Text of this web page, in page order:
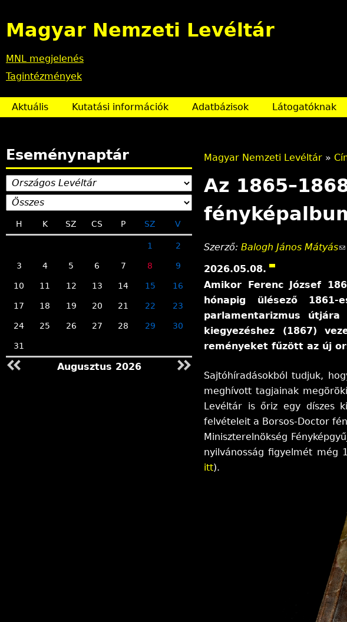
Magyar Nemzeti Levéltár
MNL megjelenés
Tagintézmények
n
l
e
g
i
h
e
Magyar Nemzeti Levéltár »
Az
Szerző: Balogh János Mátyás(
s
e
-
m
a
2026.05.08.
Amikor Ferenc József
hónapig ülésező
parlamentarizmus
kiegyezéshez (1867)
reményeket fűzött az új
Sajtóhíradásokból tudjuk,
meghívott tagjainak
Levéltár is őriz egy díszes
felvételeit a Borsos-Doctor
Miniszterelnökség
nyilvánosság figyelmét még
itt).
Aktuális Kutatási információk Adatbázisok Látogatóknak
Eseménynaptár
H K SZ CS P SZ V
1 2
3 4 5 6 7 8 9
10 11 12 13 14 15 16
17 18 19 20 21 22 23
24 25 26 27 28 29 30
31
Augusztus 2026